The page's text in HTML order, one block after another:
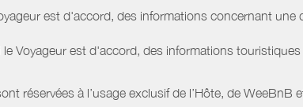
est d'accord, des informations concernant
Voyageur est d'accord, des informations
réservées à l’usage exclusif de l’Hôte, de WeeBnB